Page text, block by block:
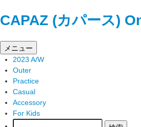
CAPAZ (カパース)
メニュー
2023 A/W
Outer
Practice
Casual
Accessory
For Kids